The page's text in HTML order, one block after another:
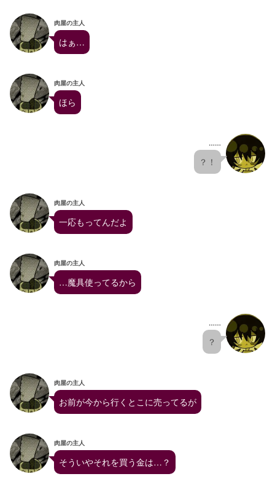
肉屋の主人
はぁ…
肉屋の主人
ほら
……
？！
肉屋の主人
一応もってんだよ
肉屋の主人
…魔具使ってるから
……
？
肉屋の主人
お前が今から行くとこに売ってるが
肉屋の主人
そういやそれを買う金は…？